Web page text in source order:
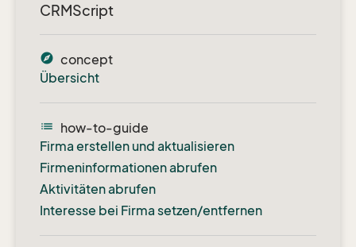
CRMScript
explore concept
Übersicht
list
how-to-guide
Firma erstellen und aktualisieren
Firmeninformationen abrufen
Aktivitäten abrufen
Interesse bei Firma setzen/entfernen